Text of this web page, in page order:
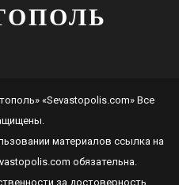
«Sevastopolis.com» Все
материалов ссылка на
обязательна.
за достоверность